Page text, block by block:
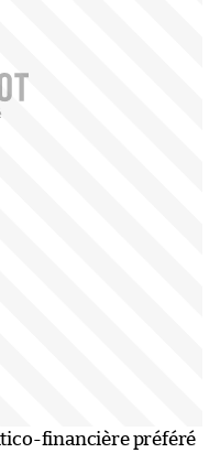
financière préféré